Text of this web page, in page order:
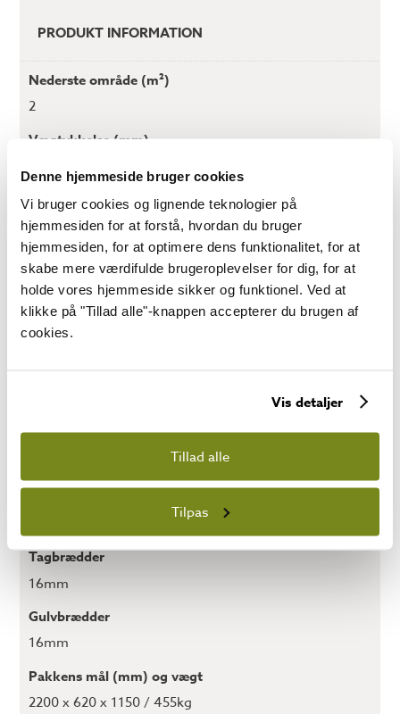
Denne hjemmeside bruger cookies
Vi bruger cookies og lignende teknologier på
hjemmesiden for at forstå, hvordan du bruger
hjemmesiden, for at optimere dens funktionalitet, for at
skabe mere værdifulde brugeroplevelser for dig, for at
holde vores hjemmeside sikker og funktionel. Ved at
klikke på "Tillad alle"-knappen accepterer du brugen af
cookies.
Vis detaljer
Tillad alle
Tilpas
PRODUKT INFORMATION
Nederste område (m²)
2
Vægtykkelse (mm)
Rygningshøjde (mm)
2600
Sidevæg højde (mm)
2230
Tagareal (m²)
Tagmateriale
Tagbrædder
16mm
Gulvbrædder
16mm
Pakkens mål (mm) og vægt
2200 x 620 x 1150 / 455kg